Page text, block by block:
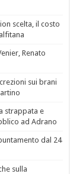
scelta, il costo
Renato
sui brani
strappata e
ad Adrano
dal 24
sulla